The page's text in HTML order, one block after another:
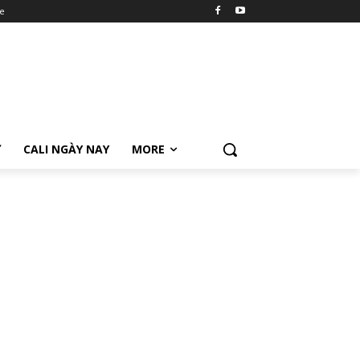
CALI NGÀY NAY MORE